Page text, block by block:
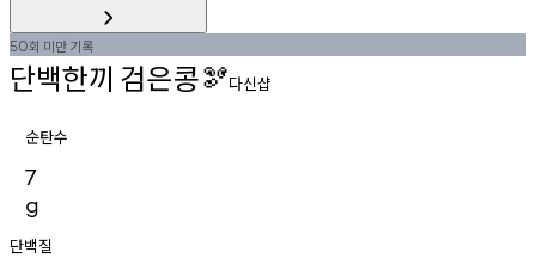
50회 미만기록
단백한끼 검은콩🫘다신샵
순탄수
7
g
단백질